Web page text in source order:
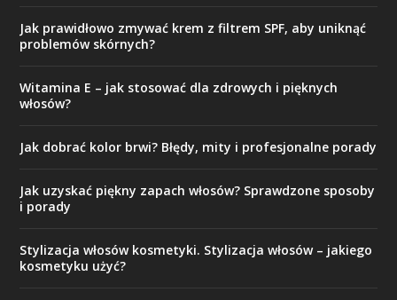
Jak prawidłowo zmywać krem z filtrem SPF, aby uniknąć
problemów skórnych?
Witamina E – jak stosować dla zdrowych i pięknych
włosów?
Jak dobrać kolor brwi? Błędy, mity i profesjonalne porady
Jak uzyskać piękny zapach włosów? Sprawdzone sposoby
i porady
Stylizacja włosów kosmetyki. Stylizacja włosów – jakiego
kosmetyku użyć?